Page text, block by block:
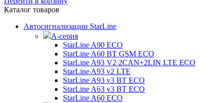
Каталог товаров
Автосигнализации StarLine
А-серия
StarLine A90 ECO
StarLine A60 BT GSM ECO
StarLine A93 V2 2CAN+2LIN LTE ECO
StarLine A93 v2 LTE
StarLine A93 v3 BT ECO
StarLine A63 v3 BT ECO
StarLine A60 ECO